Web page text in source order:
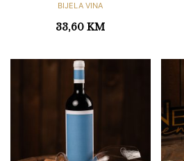
BIJELA VINA
33,60KM